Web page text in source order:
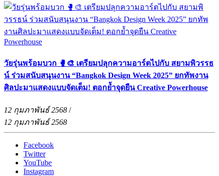
วัยรุ่นพร้อมบวก 🥊🎨 เตรียมปลุกความอาร์ตไปกับ สยามพิวรรธ
น์ ร่วมสนับสนุนงาน “Bangkok Design Week 2025” ยกทัพงาน
ศิลปะมาแสดงแบบจัดเต็ม! ตอกย้ำจุดยืน Creative Powerhouse
12 กุมภาพันธ์ 2568 /
12 กุมภาพันธ์ 2568
Facebook
Twitter
YouTube
Instagram